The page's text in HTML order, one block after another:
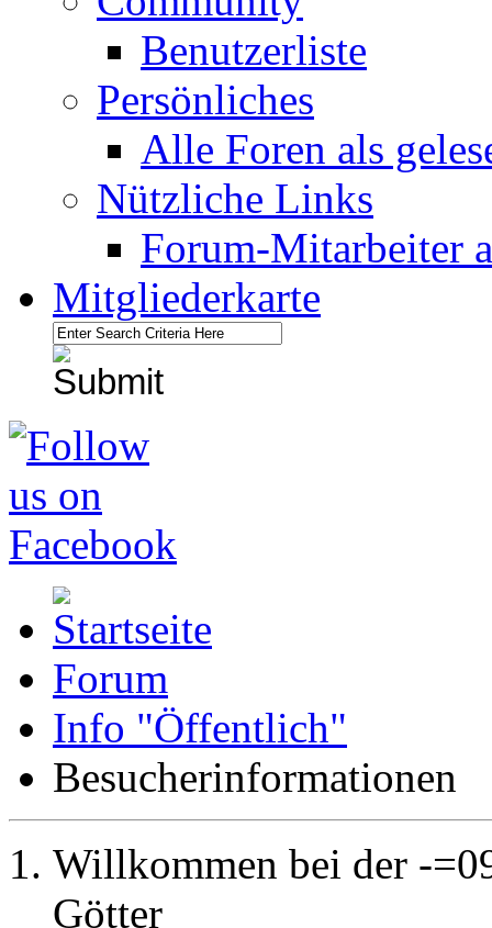
Benutzerliste
Persönliches
Alle Foren als
Nützliche Links
Forum-Mitarbeiter
Mitgliederkarte
Forum
Info "Öffentlich"
Besucherinformationen
Willkommen bei der -
Götter